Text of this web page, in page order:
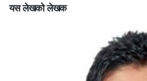
यस लेखको लेखक